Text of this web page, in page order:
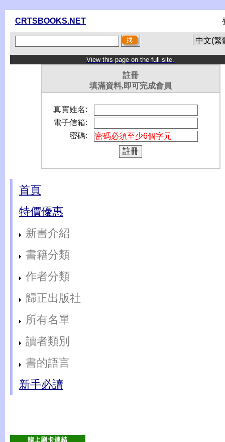
CRTSBOOKS.NET
View this page on the full site.
註冊
填滿資料,即可完成會員
真實姓名:
電子信箱:
密碼:
首頁
特價優惠
新書介紹
書籍分類
作者分類
歸正出版社
所有名單
讀者類別
書的語言
新手必讀